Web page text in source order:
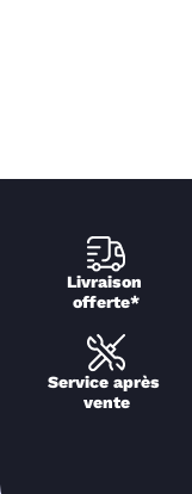
Livraison
offerte*
Service après
vente